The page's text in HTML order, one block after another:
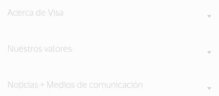
Acerca de Visa
Nuestros valores
Noticias + Medios de comunicación